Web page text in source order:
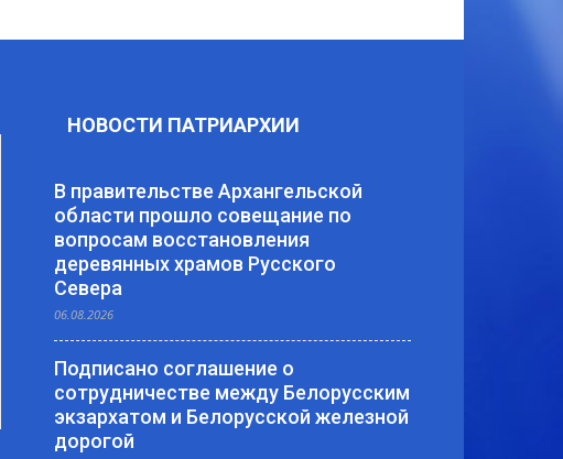
НОВОСТИ ПАТРИАРХИИ
В правительстве Архангельской
области прошло совещание по
вопросам восстановления
деревянных храмов Русского
Севера
06.08.2026
Подписано соглашение о
сотрудничестве между Белорусским
экзархатом и Белорусской железной
дорогой